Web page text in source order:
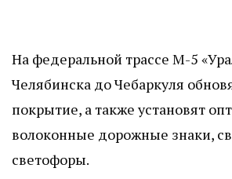
На федеральной трассе М-5
Челябинска до Чебаркуля
покрытие, а также установят
волоконные дорожные знаки,
светофоры.